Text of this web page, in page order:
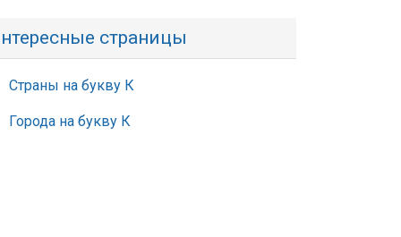
страницы
Страны на букву К
Города на букву К